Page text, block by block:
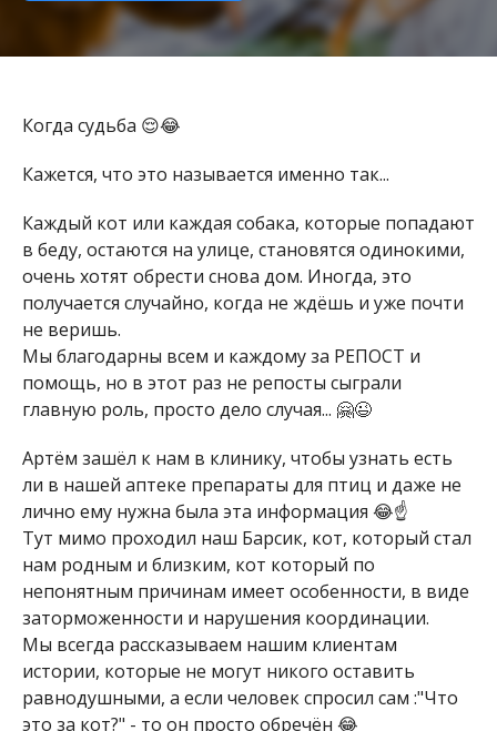
Когда судьба 😌😂
Кажется, что это называется именно так...
Каждый кот или каждая собака, которые попадают
в беду, остаются на улице, становятся одинокими,
очень хотят обрести снова дом. Иногда, это
получается случайно, когда не ждёшь и уже почти
не веришь.
Мы благодарны всем и каждому за РЕПОСТ и
помощь, но в этот раз не репосты сыграли
главную роль, просто дело случая... 🤗😉
Артём зашёл к нам в клинику, чтобы узнать есть
ли в нашей аптеке препараты для птиц и даже не
лично ему нужна была эта информация 😂☝️
Тут мимо проходил наш Барсик, кот, который стал
нам родным и близким, кот который по
непонятным причинам имеет особенности, в виде
заторможенности и нарушения координации.
Мы всегда рассказываем нашим клиентам
истории, которые не могут никого оставить
равнодушными, а если человек спросил сам :"Что
это за кот?" - то он просто обречён 😂